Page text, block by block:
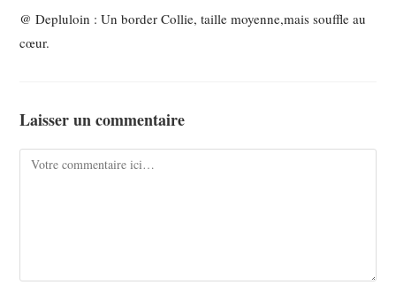
@ Depluloin : Un border Collie, taille moyenne,mais souffle au
cœur.
Laisser un commentaire